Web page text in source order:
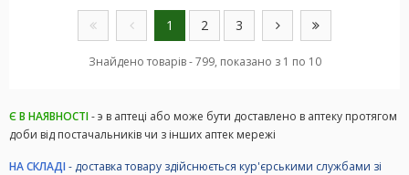
1 2 3
Знайдено товарів - 799, показано з 1 по 10
Є В НАЯВНОСТІ- э в аптеці або може бути доставлено в аптеку протягом
доби від постачальників чи з інших аптек мережі
НА СКЛАДІ- доставка товару здійснюється кур'єрськими службами зі